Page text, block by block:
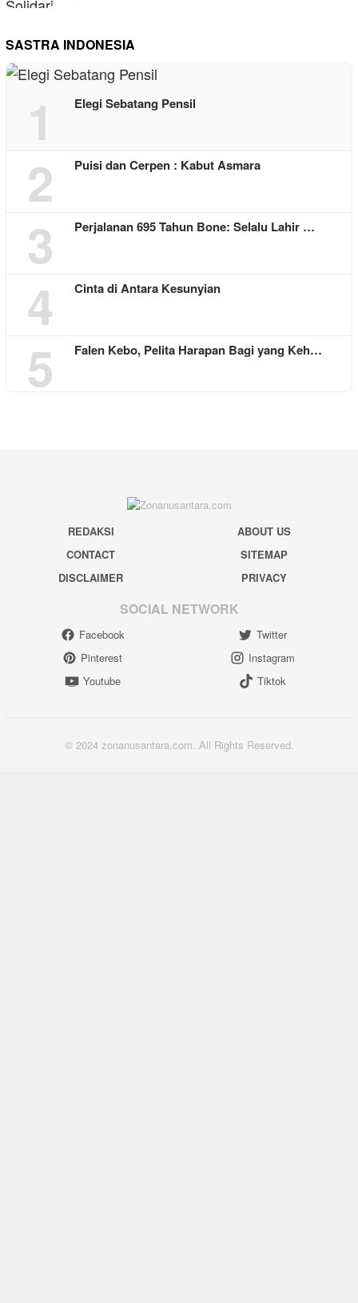
SASTRA INDONESIA
1 Elegi Sebatang Pensil
2 Puisi dan Cerpen : Kabut Asmara
3 Perjalanan 695 Tahun Bone: Selalu Lahir …
4 Cinta di Antara Kesunyian
5 Falen Kebo, Pelita Harapan Bagi yang Keh…
REDAKSI
ABOUT US
CONTACT
SITEMAP
DISCLAIMER
PRIVACY
SOCIAL NETWORK
Facebook
Twitter
Pinterest
Instagram
Youtube
Tiktok
© 2024 zonanusantara.com. All Rights Reserved.